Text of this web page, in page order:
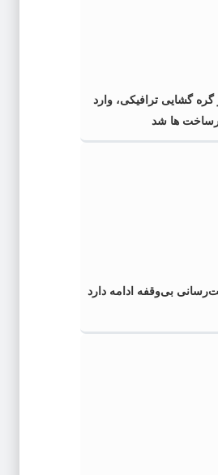
گشایی ترافیکی، وارد
ها شد
بی‌وقفه ادامه دارد